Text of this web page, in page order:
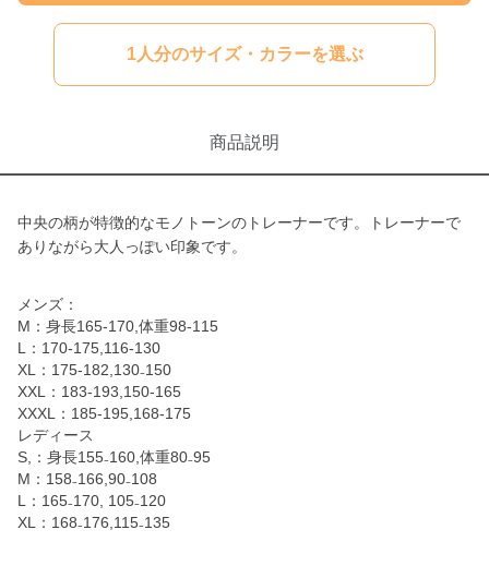
1人分のサイズ・カラーを選ぶ
商品説明
中央の柄が特徴的なモノトーンのトレーナーです。トレーナーで
ありながら大人っぽい印象です。
メンズ：
M：身長165-170,体重98-115
L：170-175,116-130
XL：175-182,130₋150
XXL：183-193,150-165
XXXL：185-195,168-175
レディース
S,：身長155₋160,体重80₋95
M：158₋166,90₋108
L：165₋170, 105₋120
XL：168₋176,115₋135